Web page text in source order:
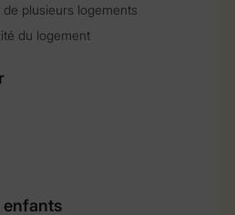
plusieurs logements
du logement